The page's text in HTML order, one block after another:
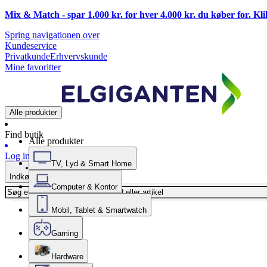
Mix & Match - spar 1.000 kr. for hver 4.000 kr. du køber for.
Spring navigationen over
Kundeservice
PrivatkundeErhvervskunde
Mine favoritter
Alle produkter
Find butik
Log ind
Indkøbskurv
Alle produkter
TV, Lyd & Smart Home
Computer & Kontor
Mobil, Tablet & Smartwatch
Gaming
Hardware